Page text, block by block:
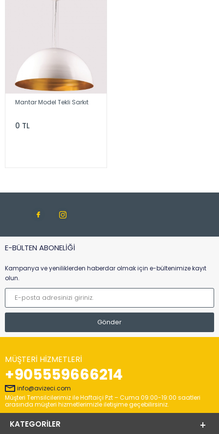
Mantar Model Tekli Sarkıt
0 TL
E-BÜLTEN ABONELİĞİ
Kampanya ve yeniliklerden haberdar olmak için e-bültenimize kayıt
olun.
MÜŞTERI HIZMETLERI
+905559666214
info@avizeci.com
Müşteri Temsilcilerimiz ile Haftaiçi Pzt – Cuma 09:00-19:00 saatleri
arasında müşteri hizmetlerimizle iletişime geçebilirsiniz.
KATEGORILER